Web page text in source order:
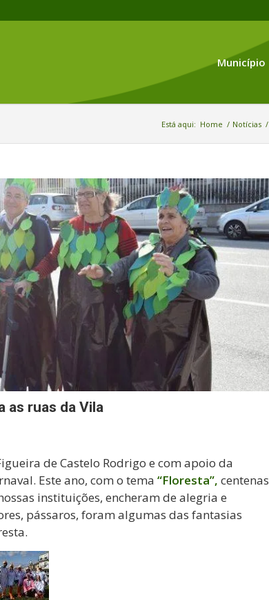
Município
Está aqui: Home / Notícias /
as ruas da Vila
de Castelo Rodrigo e com apoio da
Este ano, com o tema “Floresta”, centenas
instituições, encheram de alegria e
pássaros, foram algumas das fantasias